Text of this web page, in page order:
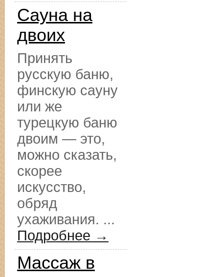
Сауна на
двоих
Принять
русскую баню,
финскую сауну
или же
турецкую баню
двоим — это,
можно сказать,
скорее
искусство,
обряд
ухаживания. ...
Подробнее →
Массаж в